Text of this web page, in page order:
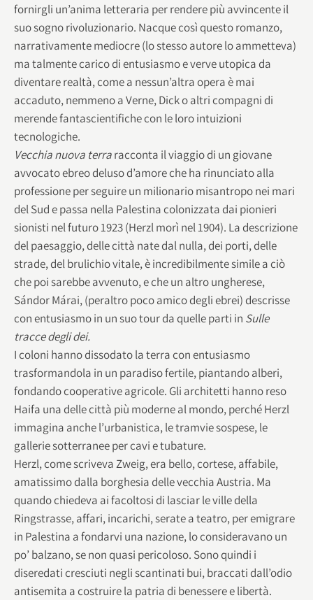
fornirgli un’anima letteraria per rendere più avvincente il
suo sogno rivoluzionario. Nacque così questo romanzo,
narrativamente mediocre (lo stesso autore lo ammetteva)
ma talmente carico di entusiasmo e verve utopica da
diventare realtà, come a nessun’altra opera è mai
accaduto, nemmeno a Verne, Dick o altri compagni di
merende fantascientifiche con le loro intuizioni
tecnologiche.
Vecchia nuova terraracconta il viaggio di un giovane
avvocato ebreo deluso d’amore che ha rinunciato alla
professione per seguire un milionario misantropo nei mari
del Sud e passa nella Palestina colonizzata dai pionieri
sionisti nel futuro 1923 (Herzl morì nel 1904). La descrizione
del paesaggio, delle città nate dal nulla, dei porti, delle
strade, del brulichio vitale, è incredibilmente simile a ciò
che poi sarebbe avvenuto, e che un altro ungherese,
Sándor Márai, (peraltro poco amico degli ebrei) descrisse
con entusiasmo in un suo tour da quelle parti in Sulle
tracce degli dei.
I coloni hanno dissodato la terra con entusiasmo
trasformandola in un paradiso fertile, piantando alberi,
fondando cooperative agricole. Gli architetti hanno reso
Haifa una delle città più moderne al mondo, perché Herzl
immagina anche l’urbanistica, le tramvie sospese, le
gallerie sotterranee per cavi e tubature.
Herzl, come scriveva Zweig, era bello, cortese, affabile,
amatissimo dalla borghesia delle vecchia Austria. Ma
quando chiedeva ai facoltosi di lasciar le ville della
Ringstrasse, affari, incarichi, serate a teatro, per emigrare
in Palestina a fondarvi una nazione, lo consideravano un
po’ balzano, se non quasi pericoloso. Sono quindi i
diseredati cresciuti negli scantinati bui, braccati dall’odio
antisemita a costruire la patria di benessere e libertà.